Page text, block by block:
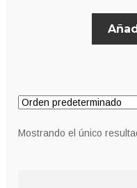
Mostrando el único